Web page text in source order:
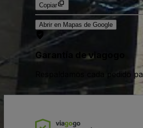
Copiar
Abrir en Mapas de Google
Garantía de viagogo
Respaldamos cada pedido